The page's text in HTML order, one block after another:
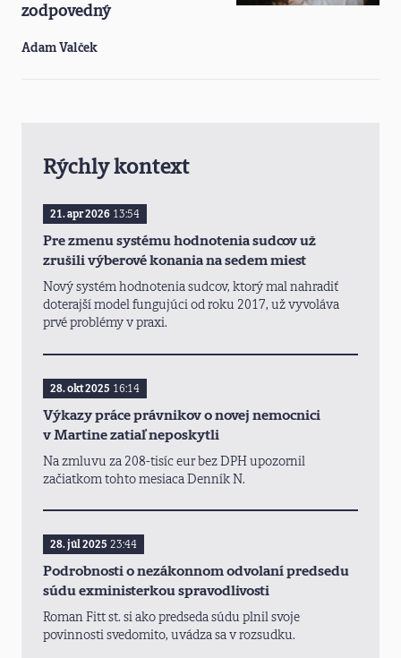
zodpovedný
Adam Valček
Rýchly kontext
21. apr 2026 13:54
Pre zmenu systému hodnotenia sudcov už
zrušili výberové konania na sedem miest
Nový systém hodnotenia sudcov, ktorý mal nahradiť
doterajší model fungujúci od roku 2017, už vyvoláva
prvé problémy v praxi.
28. okt 2025 16:14
Výkazy práce právnikov o novej nemocnici
v Martine zatiaľ neposkytli
Na zmluvu za 208-tisíc eur bez DPH upozornil
začiatkom tohto mesiaca Denník N.
28. júl 2025 23:44
Podrobnosti o nezákonnom odvolaní predsedu
súdu exministerkou spravodlivosti
Roman Fitt st. si ako predseda súdu plnil svoje
povinnosti svedomito, uvádza sa v rozsudku.